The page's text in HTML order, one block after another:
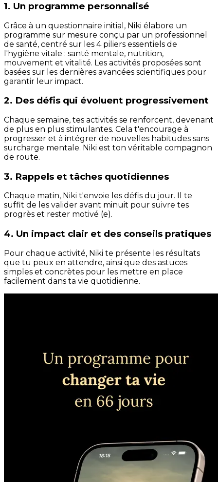
1. Un programme personnalisé
Grâce à un questionnaire initial, Niki élabore un
programme sur mesure conçu par un professionnel
de santé, centré sur les 4 piliers essentiels de
l'hygiène vitale : santé mentale, nutrition,
mouvement et vitalité. Les activités proposées sont
basées sur les dernières avancées scientifiques pour
garantir leur impact.
2. Des défis qui évoluent progressivement
Chaque semaine, tes activités se renforcent, devenant
de plus en plus stimulantes. Cela t'encourage à
progresser et à intégrer de nouvelles habitudes sans
surcharge mentale. Niki est ton véritable compagnon
de route.
3. Rappels et tâches quotidiennes
Chaque matin, Niki t'envoie les défis du jour. Il te
suffit de les valider avant minuit pour suivre tes
progrès et rester motivé (e).
4. Un impact clair et des conseils pratiques
Pour chaque activité, Niki te présente les résultats
que tu peux en attendre, ainsi que des astuces
simples et concrètes pour les mettre en place
facilement dans ta vie quotidienne.